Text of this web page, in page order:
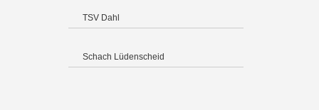
TSV Dahl
Schach Lüdenscheid